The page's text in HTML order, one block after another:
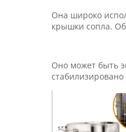
Она широко
крышки сопла.
Оно может быть